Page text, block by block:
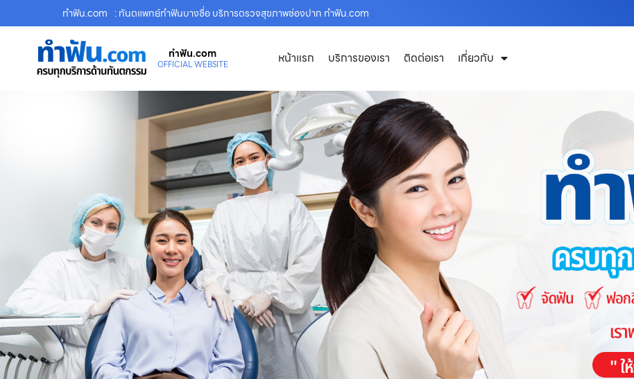
ทําฟัน.com : ทันตแพทย์ทำฟันบางซื่อ บริการตรวจสุขภาพช่องปาก ทำฟัน.com
ทําฟัน.com
OFFICIAL WEBSITE หน้าแรก บริการของเรา ติดต่อเรา เกี่ยวกับ